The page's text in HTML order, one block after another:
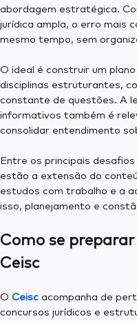
abordagem estratégica.
jurídica ampla, o erro mais
mesmo tempo, sem
O ideal é construir um
disciplinas estruturantes,
constante de questões. A
informativos também é
consolidar entendimento
Entre os principais
estão a extensão do
estudos com trabalho e a
isso, planejamento e
Como se
Ceisc
O Ceisc acompanha de
concursos jurídicos e